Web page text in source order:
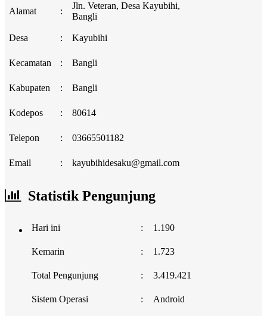
Alamat :
Jln. Veteran, Desa Kayubihi,
Bangli
Desa : Kayubihi
Kecamatan : Bangli
Kabupaten : Bangli
Kodepos : 80614
Telepon : 03665501182
Email : kayubihidesaku@gmail.com
Statistik Pengunjung
Hari ini : 1.190
Kemarin : 1.723
Total Pengunjung : 3.419.421
Sistem Operasi : Android